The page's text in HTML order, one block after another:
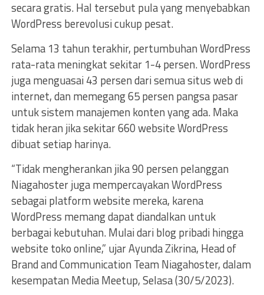
secara gratis. Hal tersebut pula yang menyebabkan
WordPress berevolusi cukup pesat.
Selama 13 tahun terakhir, pertumbuhan WordPress
rata-rata meningkat sekitar 1-4 persen. WordPress
juga menguasai 43 persen dari semua situs web di
internet, dan memegang 65 persen pangsa pasar
untuk sistem manajemen konten yang ada. Maka
tidak heran jika sekitar 660 website WordPress
dibuat setiap harinya.
“Tidak mengherankan jika 90 persen pelanggan
Niagahoster juga mempercayakan WordPress
sebagai platform website mereka, karena
WordPress memang dapat diandalkan untuk
berbagai kebutuhan. Mulai dari blog pribadi hingga
website toko online,” ujar Ayunda Zikrina, Head of
Brand and Communication Team Niagahoster, dalam
kesempatan Media Meetup, Selasa (30/5/2023).